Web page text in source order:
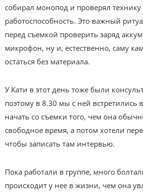
собирал монопод и проверял технику
работоспособность. Это важный
перед съемкой проверить заряд
микрофон, ну и, естественно, саму
остаться без материала.
У Кати в этот день тоже были
поэтому в 8.30 мы с ней встретились
начать со съемки того, чем она
свободное время, а потом хотели
чтобы записать там интервью.
Пока работали в группе, много
происходит у нее в жизни, чем она